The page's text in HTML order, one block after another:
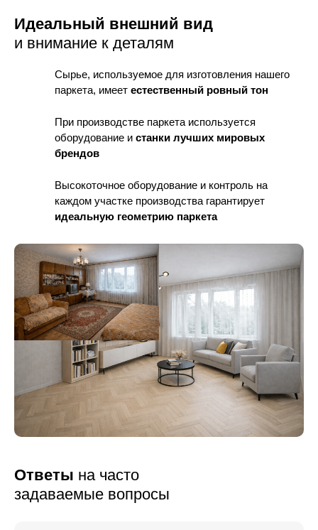
Идеальный внешний вид
и внимание к деталям
Сырье, используемое для изготовления нашего
паркета, имеет естественный ровный тон
При производстве паркета используется
оборудование и станки лучших мировых
брендов
Высокоточное оборудование и контроль на
каждом участке производства гарантирует
идеальную геометрию паркета
Ответы на часто
задаваемые вопросы